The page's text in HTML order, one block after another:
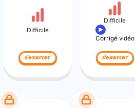
Difficile
s'exercer
Difficile
Corrigé vidéo
s'exercer